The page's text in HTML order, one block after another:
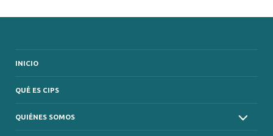
INICIO
QUÉ ES CIPS
QUIÉNES SOMOS